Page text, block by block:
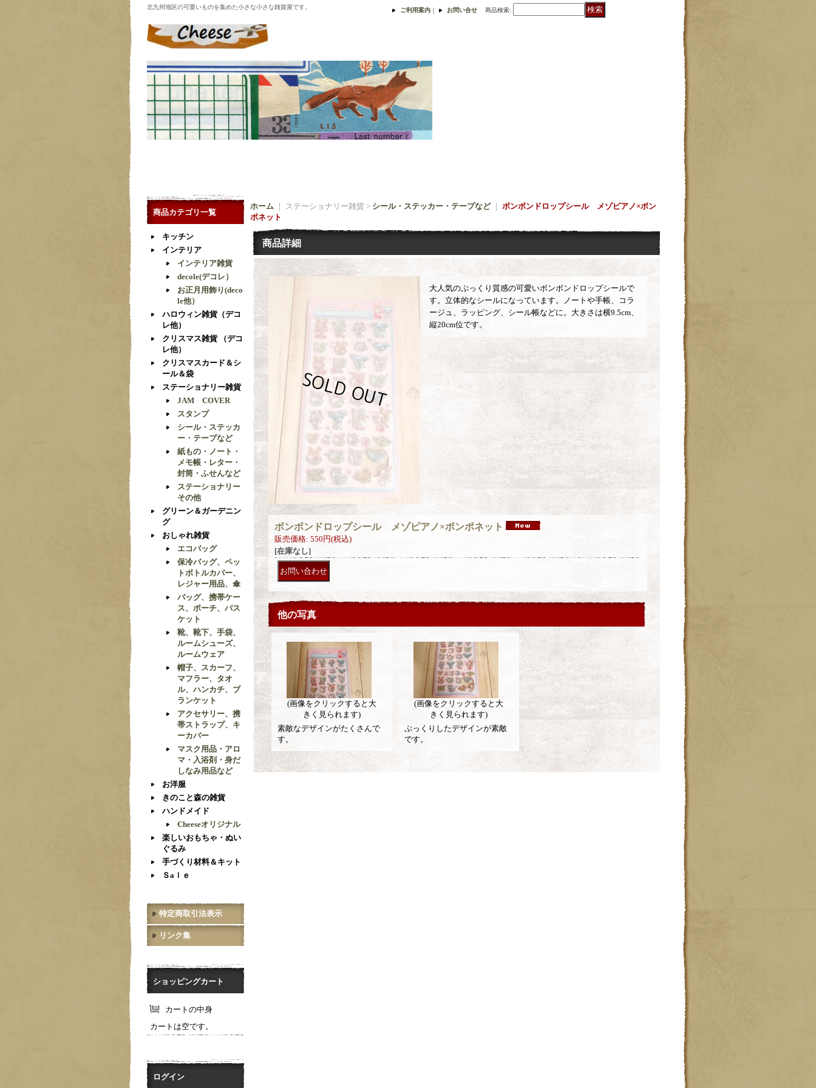
北九州地区の可愛いものを集めた小さな小さな雑貨屋です。 ご利用案内 ｜ お問い合せ 商品検索:
商品カテゴリ一覧
キッチン
インテリア
インテリア雑貨
decole(デコレ）
お正月用飾り(deco
le他）
ハロウィン雑貨（デコ
レ他）
クリスマス雑貨 （デコ
レ他）
クリスマスカード＆シ
ール＆袋
ステーショナリー雑貨
JAM COVER
スタンプ
シール・ステッカ
ー・テープなど
紙もの・ノート・
メモ帳・レター・
封筒・ふせんなど
ステーショナリー
その他
グリーン＆ガーデニン
グ
おしゃれ雑貨
エコバッグ
保冷バッグ、ペッ
トボトルカバー、
レジャー用品、傘
バッグ、携帯ケー
ス、ポーチ、バス
ケット
靴、靴下、手袋、
ルームシューズ、
ルームウェア
帽子、スカーフ、
マフラー、タオ
ル、ハンカチ、ブ
ランケット
アクセサリー、携
帯ストラップ、キ
ーカバー
マスク用品・アロ
マ・入浴剤・身だ
しなみ用品など
お洋服
きのこと森の雑貨
ハンドメイド
Cheeseオリジナル
楽しいおもちゃ・ぬい
ぐるみ
手づくり材料＆キット
Ｓaｌｅ
特定商取引法表示
リンク集
ショッピングカート
カートの中身
カートは空です。
ログイン
ホーム ｜ ステーショナリー雑貨 > シール・ステッカー・テープなど｜ ボンボンドロップシール メゾピアノ×ポン
ポネット
商品詳細
大人気のぷっくり質感の可愛いボンボンドロップシールで
す。立体的なシールになっています。ノートや手帳、コラ
ージュ、ラッピング、シール帳などに。大きさは横9.5cm、
縦20cm位です。
ボンボンドロップシール メゾピアノ×ポンポネット
販売価格: 550円(税込)
[在庫なし]
他の写真
(画像をクリックすると大
きく見られます)
素敵なデザインがたくさんで
す。
(画像をクリックすると大
きく見られます)
ぷっくりしたデザインが素敵
です。